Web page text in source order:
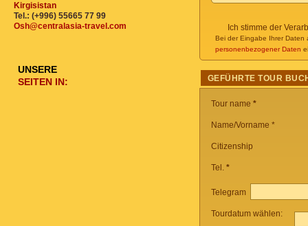
Ich stimme der
Bei der Eingabe Ihrer Daten
personenbezogener Daten
GEFÜHRTE TOUR
Tour name *
Name/Vorname *
Citizenship
Tel. *
Telegram
Tourdatum wählen:
Kirgisistan
Tel.: (+996) 55665 77 99
Osh@centralasia-travel.com
UNSERE
SEITEN IN: